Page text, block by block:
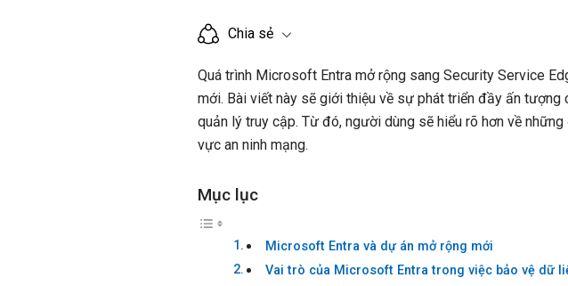
Chia sẻ
Quá trình Microsoft Entra mở rộng sang Security Service
mới. Bài viết này sẽ giới thiệu về sự phát triển đầy ấn
quản lý truy cập. Từ đó, người dùng sẽ hiểu rõ hơn về
vực an ninh mạng.
Mục lục
Microsoft Entra và dự án mở rộng mới
Vai trò của Microsoft Entra trong việc bảo vệ dữ